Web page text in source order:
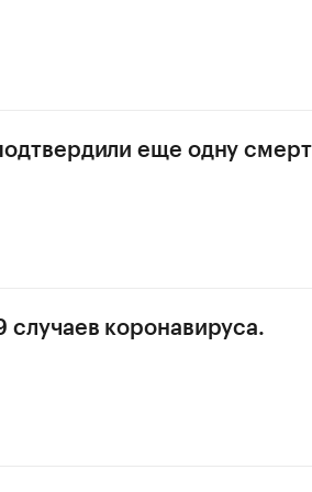
еще одну
случаев коронавируса.